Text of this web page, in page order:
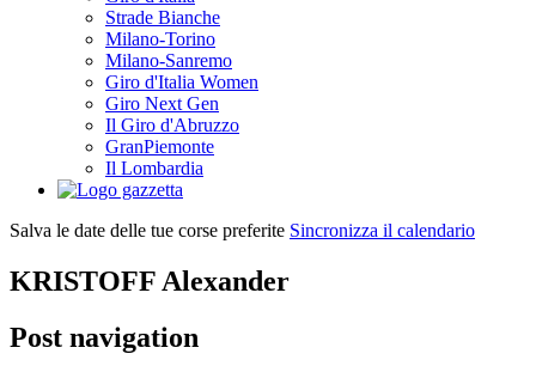
Strade Bianche
Milano-Torino
Milano-Sanremo
Giro d'Italia Women
Giro Next Gen
Il Giro d'Abruzzo
GranPiemonte
Il Lombardia
Salva le date delle tue corse preferite Sincronizza il calendario
KRISTOFF Alexander
Post navigation